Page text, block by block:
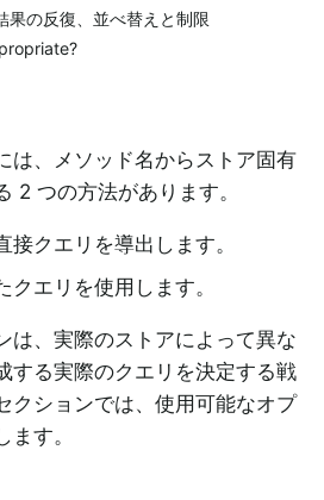
果の反復、並べ替えと制限
は、メソッド名からストア固有
2 つの方法があります。
接クエリを導出します。
クエリを使用します。
は、実際のストアによって異な
する実際のクエリを決定する戦
クションでは、使用可能なオプ
す。